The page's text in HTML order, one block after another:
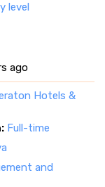
level
ago
Hotels &
Full-time
and